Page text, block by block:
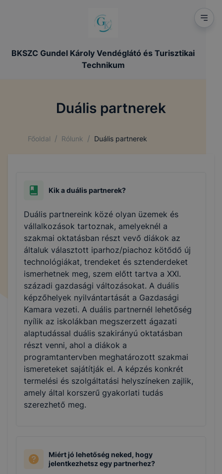
BKSZC Gundel Károly Vendéglátó és Turisztikai
Technikum
Duális partnerek
Főoldal / Rólunk / Duális partnerek
Kik a duális partnerek?
Duális partnereink közé olyan üzemek és
vállalkozások tartoznak, amelyeknél a
szakmai oktatásban részt vevő diákok az
általuk választott iparhoz/piachoz kötődő új
technológiákat, trendeket és sztenderdeket
ismerhetnek meg, szem előtt tartva a XXI.
századi gazdasági változásokat. A duális
képzőhelyek nyilvántartását a Gazdasági
Kamara vezeti. A duális partnernél lehetőség
nyílik az iskolákban megszerzett ágazati
alaptudással duális szakirányú oktatásban
részt venni, ahol a diákok a
programtantervben meghatározott szakmai
ismereteket sajátítják el. A képzés konkrét
termelési és szolgáltatási helyszíneken zajlik,
amely által korszerű gyakorlati tudás
szerezhető meg.
Miért jó lehetőség neked, hogy
jelentkezhetsz egy partnerhez?